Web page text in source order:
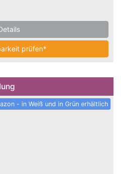
prüfen*
- in Weiß und in Grün erhältlich